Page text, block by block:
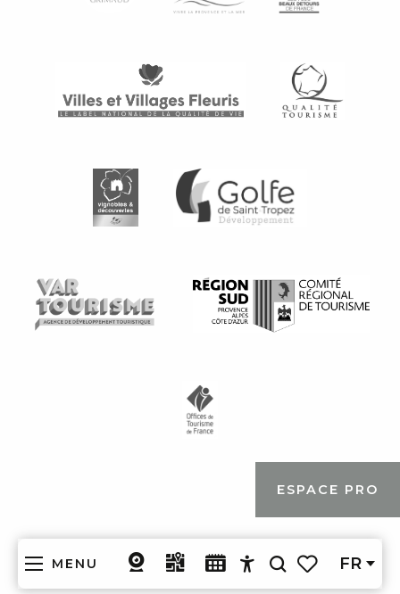
MENU
Accessibilité
Voir les favoris
FR
ESPACE PRO